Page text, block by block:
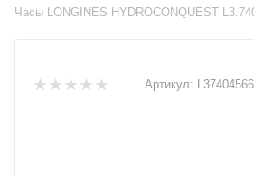
Часы LONGINES HYDROCONQUEST
Артикул: